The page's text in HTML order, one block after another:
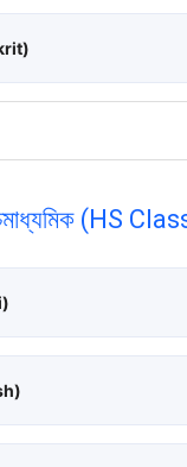
(HS